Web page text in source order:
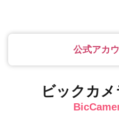
公式アカ
ビックカ